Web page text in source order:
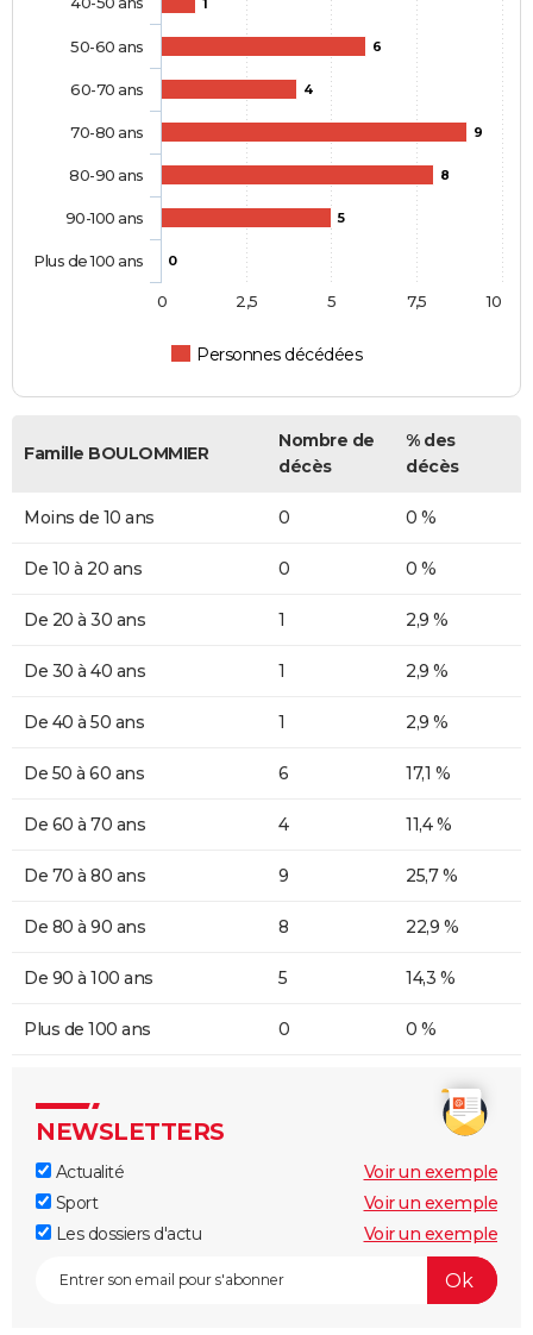
1
6
4
9
8
5
0
Personnes décédées
50-60 ans
60-70 ans
70-80 ans
80-90 ans
90-100 ans
Plus de 100 ans
0 10
2,5 5 7,5
Famille BOULOMMIER
Nombre de
décès
% des
décès
Moins de 10 ans 0 0 %
De 10 à 20 ans 0 0 %
De 20 à 30 ans 1 2,9 %
De 30 à 40 ans 1 2,9 %
De 40 à 50 ans 1 2,9 %
De 50 à 60 ans 6 17,1 %
De 60 à 70 ans 4 11,4 %
De 70 à 80 ans 9 25,7 %
De 80 à 90 ans 8 22,9 %
De 90 à 100 ans 5 14,3 %
Plus de 100 ans 0 0 %
NEWSLETTERS
Actualité
Voir un exemple
Sport
Voir un exemple
Les dossiers d'actu
Voir un exemple